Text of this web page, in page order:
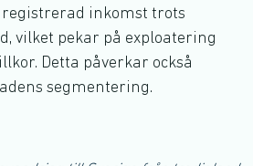
inkomst trots
vilket pekar på exploatering
Detta påverkar också
segmentering.